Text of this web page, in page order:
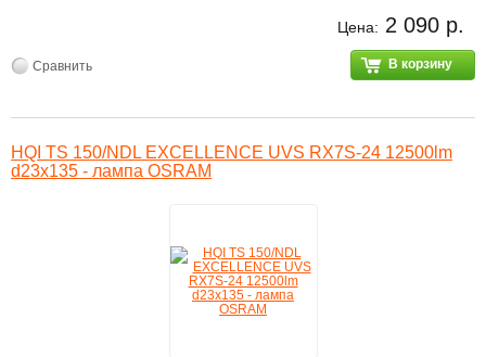
Цена: 2 090 р.
В корзину
Сравнить
HQI TS 150/NDL EXCELLENCE UVS RX7S-24 12500lm
d23x135 - лампа OSRAM